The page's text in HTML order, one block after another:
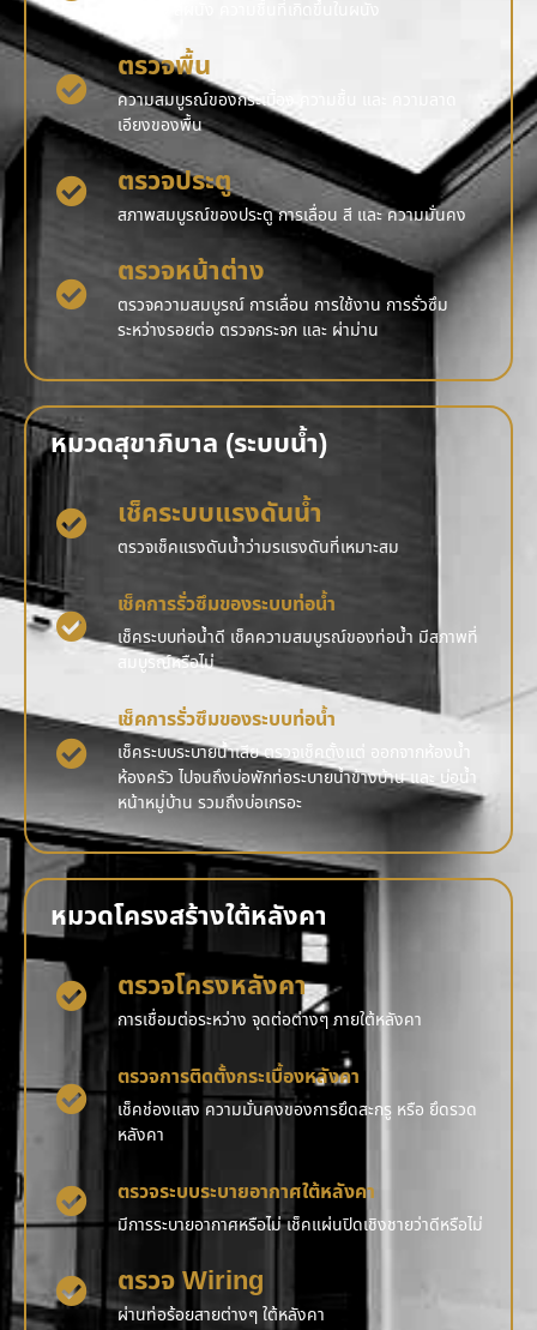
ตรวจพื้น
ความสมบูรณ์ของกระเบื้อง ความชื้น และ ความลาด
เอียงของพื้น
ตรวจประตู
สภาพสมบูรณ์ของประตู การเลื่อน สี และ ความมั่นคง
ตรวจหน้าต่าง
ตรวจความสมบูรณ์ การเลื่อน การใช้งาน การรั่วซึม
ระหว่างรอยต่อ ตรวจกระจก และ ผ่าม่าน
หมวดสุขาภิบาล (ระบบน้ำ)
เช็คระบบแรงดันน้ำ
ตรวจเช็คแรงดันน้ำว่ามรแรงดันที่เหมาะสม
เช็คการรั่วซึมของระบบท่อน้ำ
เช็คระบบท่อน้ำดี เช็คความสมบูรณ์ของท่อน้ำ มีสภาพที่
สมบูรณ์หรือไม่
เช็คการรั่วซึมของระบบท่อน้ำ
เช็คระบบระบายน้ำเสีย ตรวจเช็คตั้งแต่ ออกจากห้องน้ำ
ห้องครัว ไปจนถึงบ่อพักท่อระบายน้ำข้างบ้าน และ บ่อน้ำ
หน้าหมู่บ้าน รวมถึงบ่อเกรอะ
หมวดโครงสร้างใต้หลังคา
ตรวจโครงหลังคา
การเชื่อมต่อระหว่าง จุดต่อต่างๆ ภายใต้หลังคา
ตรวจการติดตั้งกระเบื้องหลังคา
เช็คช่องแสง ความมั่นคงของการยึดสะกรู หรือ ยึดรวด
หลังคา
ตรวจระบบระบายอากาศใต้หลังคา
มีการระบายอากาศหรือไม่ เช็คแผ่นปิดเชิงชายว่าดีหรือไม่
ตรวจ Wiring
ผ่านท่อร้อยสายต่างๆ ใต้หลังคา